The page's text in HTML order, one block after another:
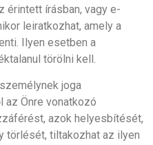
érintett írásban, vagy e-
leiratkozhat, amely a
Ilyen esetben a
törölni kell.
joga
Önre vonatkozó
azok helyesbítését,
törlését, tiltakozhat az ilyen